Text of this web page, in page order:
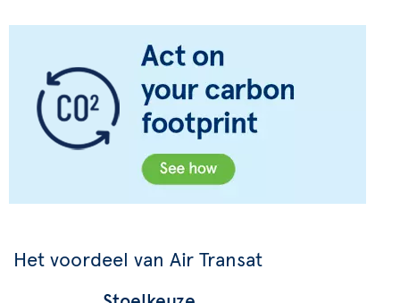
Het voordeel van Air Transat